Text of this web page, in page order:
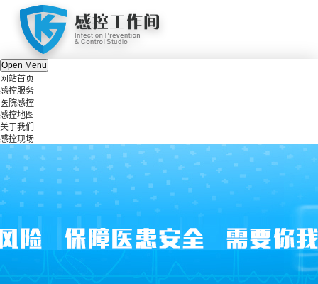
Open Menu
网站首页
感控服务
医院感控
感控地图
关于我们
感控现场